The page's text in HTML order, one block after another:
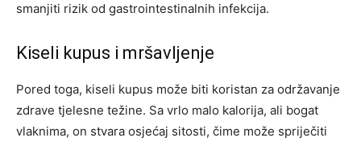
smanjiti rizik od gastrointestinalnih infekcija.
Kiseli kupus i mršavljenje
Pored toga, kiseli kupus može biti koristan za održavanje
zdrave tjelesne težine. Sa vrlo malo kalorija, ali bogat
vlaknima, on stvara osjećaj sitosti, čime može spriječiti